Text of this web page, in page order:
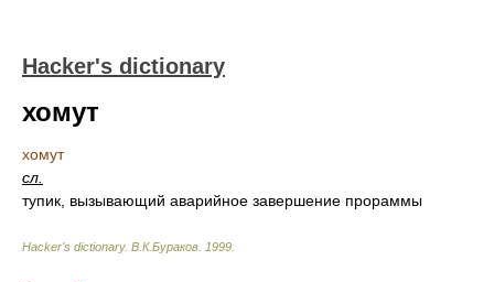
Hacker's dictionary
хомут
хомут
сл.
тупик, вызывающий аварийное завершение прораммы
Hacker's dictionary. В.К.Бураков 1999